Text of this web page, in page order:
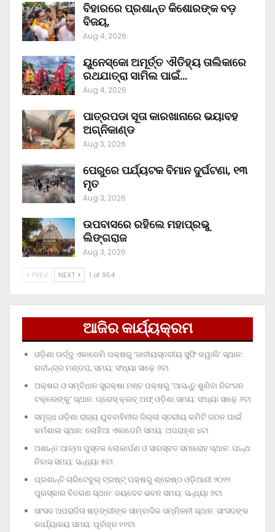
ବିହାରରେ ପ୍ରଶାନ୍ତ କିଶୋରଙ୍କ ବଡ଼
ବିଜୟ,
Aug 4, 2026
ୟୁନେସ୍କୋ ଅମୂର୍ତ୍ତ ଐତିହ୍ୟ ତାଲିକାରେ
ରଥଯାତ୍ରା ସାମିଲ ପାଇଁ…
Aug 4, 2026
ପାତ୍ରପଡା ସୂତା କାରଖାନାରେ ଭୟାବହ
ଅଗ୍ନିକାଣ୍ଡ
Aug 3, 2026
ପେରୁରେ ପର୍ଯ୍ୟଟକ ବିମାନ ଦୁର୍ଘଟଣା, ୧୩
ମୃତ
Aug 3, 2026
ଉପବାସରେ ରହିଲେ ମହାପ୍ରଭୁ
ଲିଙ୍ଗରାଜ
Aug 3, 2026
PREV NEXT 1 of 954
ଆଜିର କାର୍ଯ୍ୟକ୍ରମ
ଓଡ଼ିଶା ଊର୍ଦ୍ଦୁ ଏକାଡେମି ପକ୍ଷରୁ ‘ଜାତୀୟସ୍ତରୀୟ ସୁଫି କୱାଲି’ ସ୍ଥାନ:
ରବୀନ୍ଦ୍ର ମଣ୍ଡପ, ସମୟ: ସଂଧ୍ୟା ସାଢ଼େ ୬ଟା
ଅକ୍ଷର ଓ ସମ୍ବିଧାନ ସୁରକ୍ଷା ମଞ୍ଚ ପକ୍ଷରୁ ‘ଆସନ୍ତୁ ଶୁଣିବା ନିରଂଜନ
ଟକ୍‌ଲେଙ୍କୁ’ ସ୍ଥାନ: ପ୍ରେସ୍‌ କ୍ଲବ୍‌ ଅଫ୍‌ ଓଡ଼ିଶା ସମୟ: ସଂଧ୍ୟା ସାଢ଼େ ୬ଟା
ସମୃଦ୍ଧ ଓଡ଼ିଶା ରାଜ୍ୟ ଯୁବବାହିନୀର ଜିଲ୍ଲା ସ୍ତରୀୟ କମିଟି ଗଠନ ପାଇଁ
କର୍ମଶାଳା ସ୍ଥାନ: ଲୋହିଆ ଏକାଡେମି ସମୟ: ଅପରାହ୍‌ଣ ୪ଟା
ଅଶାନ୍ତ ଆତ୍ମା ପୁସ୍ତକ ଲୋକାର୍ପଣ ଓ ସାରସ୍ବତ ସମାରୋହ ସ୍ଥାନ: ପାନ୍ଥ
ନିବାସ ସମୟ: ସନ୍ଧ୍ୟା ୫ଟା
ପ୍ରଶାନ୍ତି ଚାରିଟେବୁଲ୍‌ ଟ୍ରଷ୍ଟ୍‌ ପକ୍ଷରୁ ଶ୍ରେଷ୍ଠ ଓଡ଼ିଆଣୀ ୨୦୨୨
ପୁରସ୍କାର ବିତରଣ ସ୍ଥାନ: ଜୟଦେବ ଭବନ ସମୟ: ସନ୍ଧ୍ୟା ୬ଟା
ସାଂସଦ ଅପରାଜିତା ଷଡ଼ଙ୍ଗୀଙ୍କ ସାମ୍ବାଦିକ ସମ୍ମିଳନୀ ସ୍ଥାନ: ସାଂସଦଙ୍କ
କାର୍ଯ୍ୟାଳୟ ସମୟ: ପୂର୍ବାହ୍ନ ୧୧ଟା